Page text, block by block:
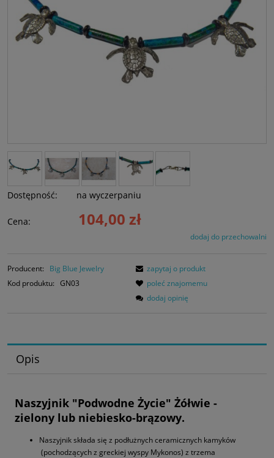
Dostępność: na wyczerpaniu
Cena: 104,00 zł
dodaj do przechowalni
Producent:
Big Blue Jewelry
Kod produktu: GN03
zapytaj o produkt
poleć znajomemu
dodaj opinię
Opis
Naszyjnik "Podwodne Życie" Żółwie -
zielony lub niebiesko-brązowy.
Naszyjnik składa się z podłużnych ceramicznych kamyków
(pochodzących z greckiej wyspy Mykonos) z trzema